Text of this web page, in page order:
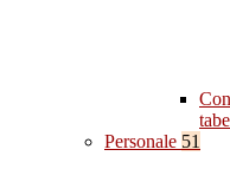
Personale 51